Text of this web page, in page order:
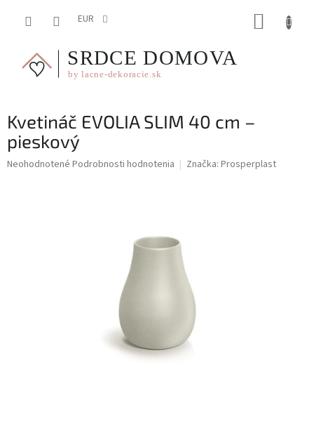
EUR
Kvetináč EVOLIA SLIM 40 cm –
pieskový
Priemerné
Neohodnotené Podrobnosti hodnotenia Značka: Prosperplast